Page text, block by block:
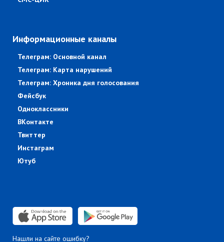
Информационные каналы
Телеграм: Основной канал
Телеграм: Карта нарушений
Телеграм: Хроника дня голосования
Фейсбук
Одноклассники
ВКонтакте
Твиттер
Инстаграм
Ютуб
Нашли на сайте ошибку?